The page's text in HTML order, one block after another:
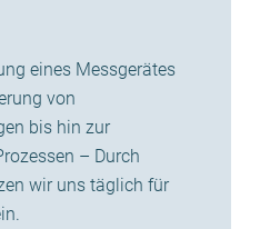
eines Messgerätes
von
bis hin zur
– Durch
wir uns täglich für